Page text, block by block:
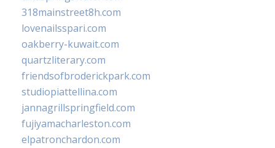
318mainstreet8h.com
lovenailsspari.com
oakberry-kuwait.com
quartzliterary.com
friendsofbroderickpark.com
studiopiattellina.com
jannagrillspringfield.com
fujiyamacharleston.com
elpatronchardon.com